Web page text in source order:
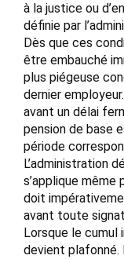
à la justice ou
définie par
Dès que ces
être embauché
plus piégeuse
dernier
avant un délai
pension de base
période
L’administration
s’applique même
doit
avant toute
Lorsque le cumul
devient plafonné.